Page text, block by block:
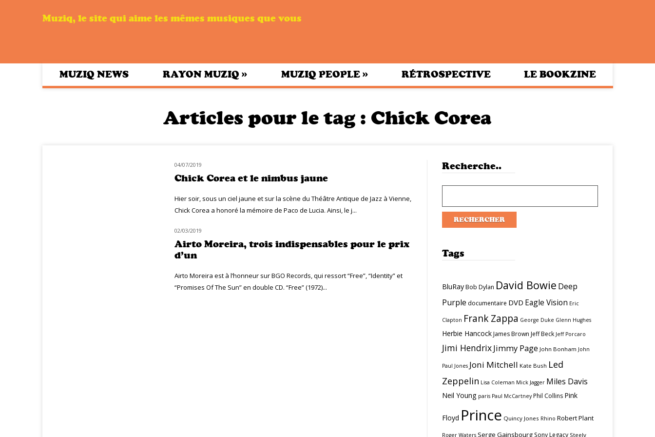
Muziq, le site qui aime les mêmes musiques que vous
MUZIQ NEWS RAYON MUZIQ » MUZIQ PEOPLE » RÉTROSPECTIVE LE BOOKZINE
Articles pour le tag : Chick Corea
04/07/2019
Chick Corea et le nimbus jaune
Hier soir, sous un ciel jaune et sur la scène du Théâtre Antique de Jazz à Vienne,
Chick Corea a honoré la mémoire de Paco de Lucia. Ainsi, le j...
02/03/2019
Airto Moreira, trois indispensables pour le prix
d’un
Airto Moreira est à l’honneur sur BGO Records, qui ressort “Free”, “Identity” et
“Promises Of The Sun” en double CD. “Free” (1972)...
Recherche..
Tags
BluRay Bob Dylan David Bowie Deep
Purple documentaire DVD Eagle Vision Eric
Clapton Frank Zappa George Duke Glenn Hughes
Herbie Hancock James Brown Jeff Beck Jeff Porcaro
Jimi HendrixJimmy Page John Bonham John
Paul Jones Joni Mitchell Kate Bush Led
Zeppelin Lisa Coleman Mick Jagger Miles Davis
Neil Young paris Paul McCartney Phil Collins Pink
Floyd Prince Quincy Jones Rhino Robert Plant
Roger Waters Serge Gainsbourg Sony Legacy Steely